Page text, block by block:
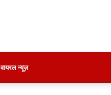
वायरल न्यूज़